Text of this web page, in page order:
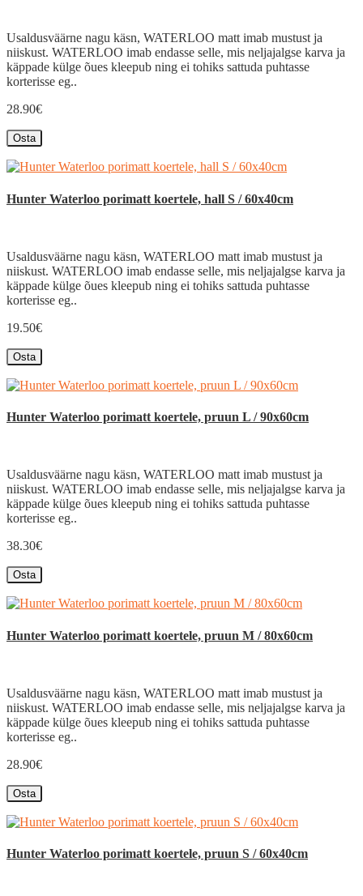
Usaldusväärne nagu käsn, WATERLOO matt imab mustust ja
niiskust. WATERLOO imab endasse selle, mis neljajalgse karva ja
käppade külge õues kleepub ning ei tohiks sattuda puhtasse
korterisse eg..
28.90€
Osta
Hunter Waterloo porimatt koertele, hall S / 60x40cm
Usaldusväärne nagu käsn, WATERLOO matt imab mustust ja
niiskust. WATERLOO imab endasse selle, mis neljajalgse karva ja
käppade külge õues kleepub ning ei tohiks sattuda puhtasse
korterisse eg..
19.50€
Osta
Hunter Waterloo porimatt koertele, pruun L / 90x60cm
Usaldusväärne nagu käsn, WATERLOO matt imab mustust ja
niiskust. WATERLOO imab endasse selle, mis neljajalgse karva ja
käppade külge õues kleepub ning ei tohiks sattuda puhtasse
korterisse eg..
38.30€
Osta
Hunter Waterloo porimatt koertele, pruun M / 80x60cm
Usaldusväärne nagu käsn, WATERLOO matt imab mustust ja
niiskust. WATERLOO imab endasse selle, mis neljajalgse karva ja
käppade külge õues kleepub ning ei tohiks sattuda puhtasse
korterisse eg..
28.90€
Osta
Hunter Waterloo porimatt koertele, pruun S / 60x40cm